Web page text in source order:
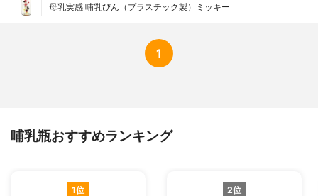
母乳実感 哺乳びん（プラスチック製）ミッキー
1
哺乳瓶おすすめランキング
1位 2位